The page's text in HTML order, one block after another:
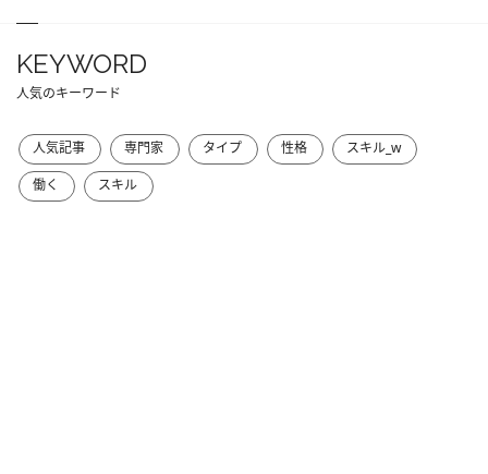
KEYWORD
人気のキーワード
人気記事 専門家 タイプ 性格
スキル_w
働く
スキル